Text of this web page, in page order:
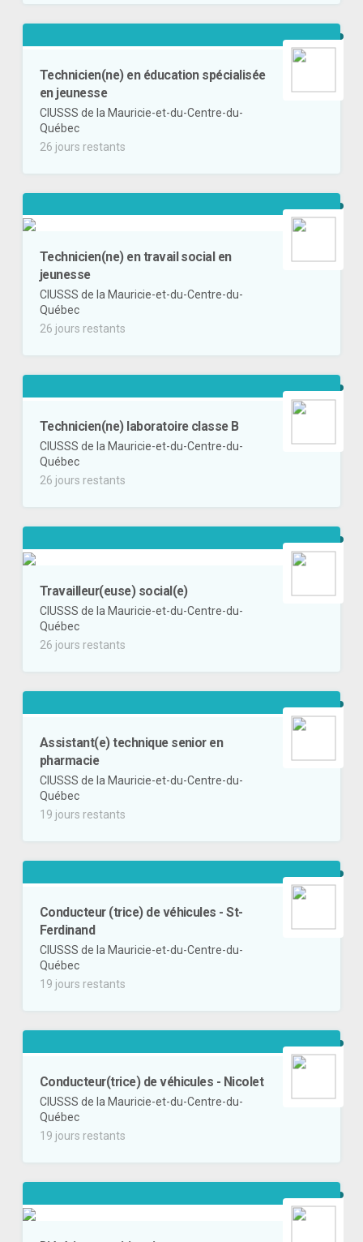
Technicien(ne) en éducation spécialisée
en jeunesse
CIUSSS de la Mauricie-et-du-Centre-du-
Québec
26 jours restants
Technicien(ne) en travail social en
jeunesse
CIUSSS de la Mauricie-et-du-Centre-du-
Québec
26 jours restants
Technicien(ne) laboratoire classe B
CIUSSS de la Mauricie-et-du-Centre-du-
Québec
26 jours restants
Travailleur(euse) social(e)
CIUSSS de la Mauricie-et-du-Centre-du-
Québec
26 jours restants
Assistant(e) technique senior en
pharmacie
CIUSSS de la Mauricie-et-du-Centre-du-
Québec
19 jours restants
Conducteur (trice) de véhicules - St-
Ferdinand
CIUSSS de la Mauricie-et-du-Centre-du-
Québec
19 jours restants
Conducteur(trice) de véhicules - Nicolet
CIUSSS de la Mauricie-et-du-Centre-du-
Québec
19 jours restants